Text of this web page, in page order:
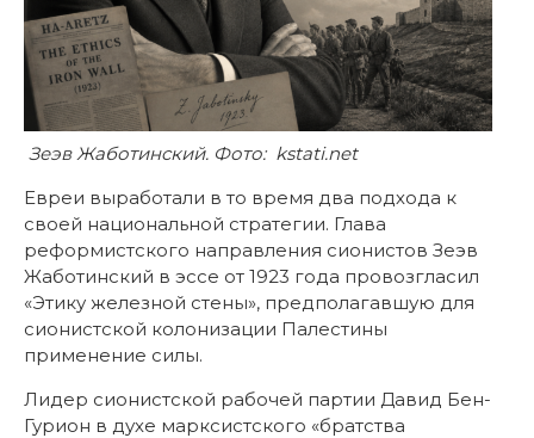
Зеэв Жаботинский. Фото: kstati.net
Евреи выработали в то время два подхода к
своей национальной стратегии. Глава
реформистского направления сионистов Зеэв
Жаботинский в эссе от 1923 года провозгласил
«Этику железной стены», предполагавшую для
сионистской колонизации Палестины
применение силы.
Лидер сионистской рабочей партии Давид Бен-
Гурион в духе марксистского «братства